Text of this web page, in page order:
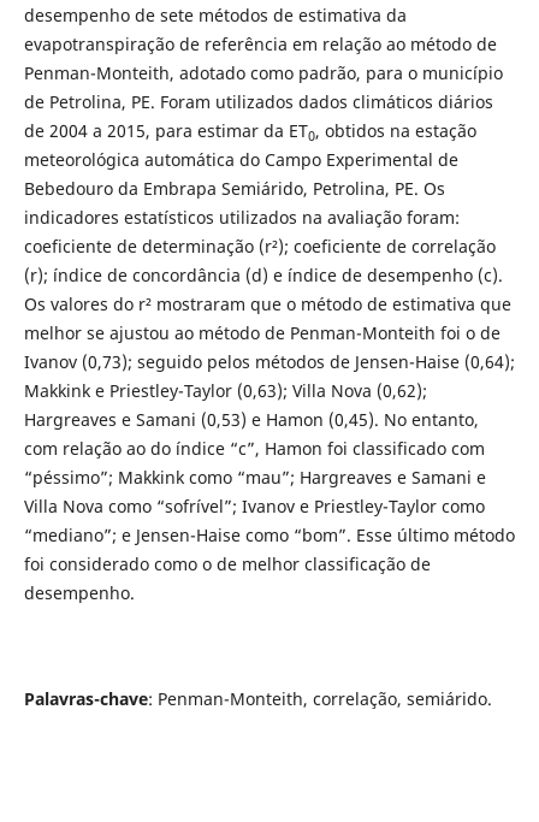
desempenho de sete métodos de estimativa da
evapotranspiração de referência em relação ao método de
Penman-Monteith, adotado como padrão, para o município
de Petrolina, PE. Foram utilizados dados climáticos diários
de 2004 a 2015, para estimar da ET0, obtidos na estação
meteorológica automática do Campo Experimental de
Bebedouro da Embrapa Semiárido, Petrolina, PE. Os
indicadores estatísticos utilizados na avaliação foram:
coeficiente de determinação (r²); coeficiente de correlação
(r); índice de concordância (d) e índice de desempenho (c).
Os valores do r² mostraram que o método de estimativa que
melhor se ajustou ao método de Penman-Monteith foi o de
Ivanov (0,73); seguido pelos métodos de Jensen-Haise (0,64);
Makkink e Priestley-Taylor (0,63); Villa Nova (0,62);
Hargreaves e Samani (0,53) e Hamon (0,45). No entanto,
com relação ao do índice “c”, Hamon foi classificado com
“péssimo”; Makkink como “mau”; Hargreaves e Samani e
Villa Nova como “sofrível”; Ivanov e Priestley-Taylor como
“mediano”; e Jensen-Haise como “bom”. Esse último método
foi considerado como o de melhor classificação de
desempenho.
Palavras-chave: Penman-Monteith, correlação, semiárido.